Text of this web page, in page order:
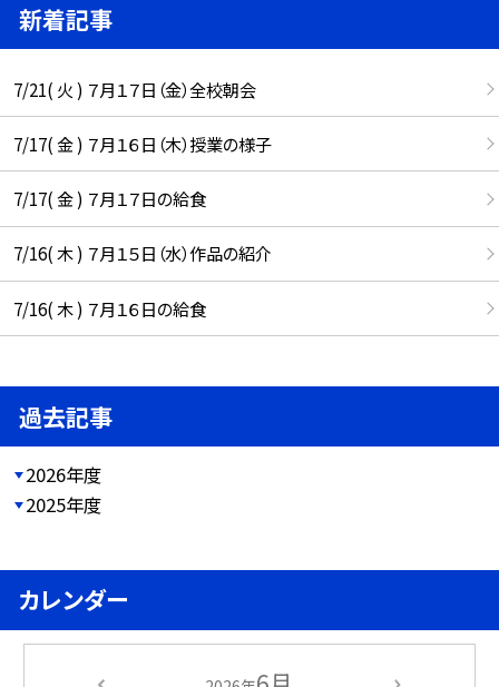
新着記事
7/21( 火 ) ７月１７日（金）全校朝会
7/17( 金 ) ７月１６日（木）授業の様子
7/17( 金 ) ７月１７日の給食
7/16( 木 ) ７月１５日（水）作品の紹介
7/16( 木 ) ７月１６日の給食
過去記事
2026年度
2025年度
カレンダー